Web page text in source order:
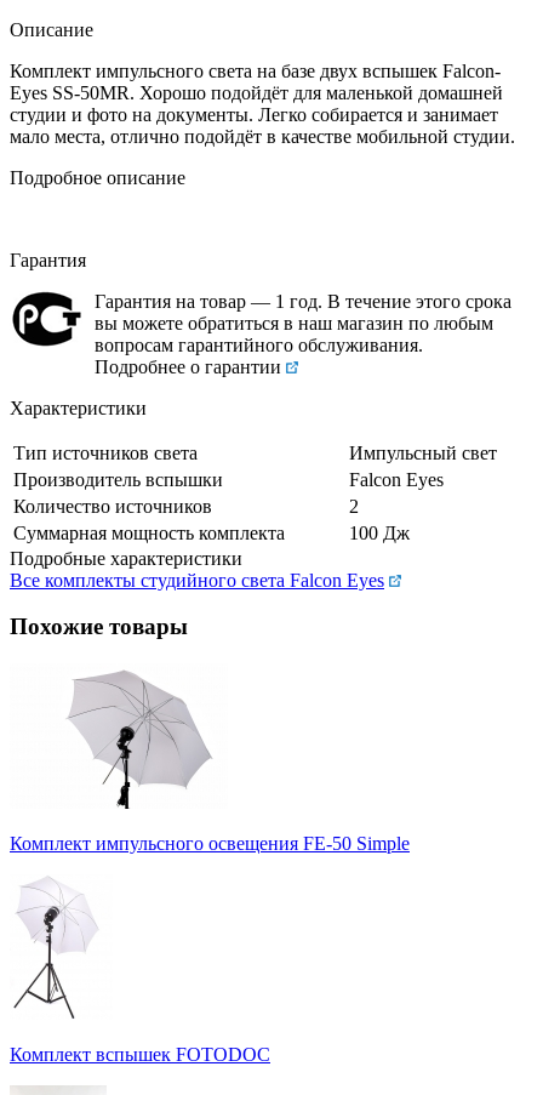
Описание
Комплект импульсного света на базе двух вспышек Falcon-
Eyes SS-50MR. Хорошо подойдёт для маленькой домашней
студии и фото на документы. Легко собирается и занимает
мало места, отлично подойдёт в качестве мобильной студии.
Подробное описание
Гарантия
Гарантия на товар — 1 год. В течение этого срока
вы можете обратиться в наш магазин по любым
вопросам гарантийного обслуживания.
Подробнее о гарантии
Характеристики
Тип источников света
Импульсный свет
Производитель вспышки
Falcon Eyes
Количество источников
2
Суммарная мощность комплекта
100 Дж
Подробные характеристики
Все комплекты студийного света Falcon Eyes
Похожие товары
Комплект импульсного освещения FE-50 Simple
Комплект вспышек FOTODOC